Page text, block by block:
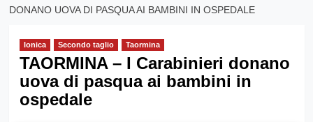
DONANO UOVA DI PASQUA AI BAMBINI IN OSPEDALE
Ionica Secondo taglio Taormina
TAORMINA – I Carabinieri donano
uova di pasqua ai bambini in
ospedale